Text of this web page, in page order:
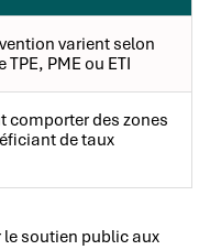
varient selon
TPE, PME ou ETI
comporter des zones
de taux
soutien public aux